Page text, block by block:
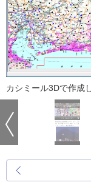
カシミール3Dで作成